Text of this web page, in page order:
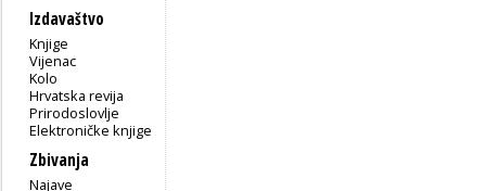
Izdavaštvo
Knjige
Vijenac
Kolo
Hrvatska revija
Prirodoslovlje
Elektroničke knjige
Zbivanja
Najave